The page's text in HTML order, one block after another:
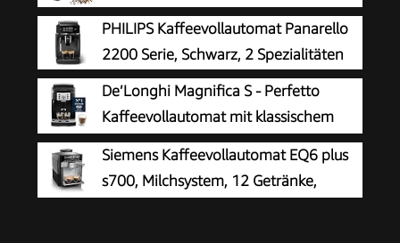
16cm breit, klein und kompakt,
geeignet für jede Küche, Camping,
Studentenapartment, Schwarz - INKLUSIVE
Kaffeeprobierset GRATIS
PHILIPS Kaffeevollautomat Panarello
2200 Serie, Schwarz, 2 Spezialitäten
De’Longhi Magnifica S - Perfetto
Kaffeevollautomat mit klassischem
Milchaufschäumer, Espresso- und
Cappuccino Kaffeemaschine, Bedienfeld mit
Tasten, Schwarz (ECAM22.110.B)
Siemens Kaffeevollautomat EQ6 plus
s700, Milchsystem, 12 Getränke,